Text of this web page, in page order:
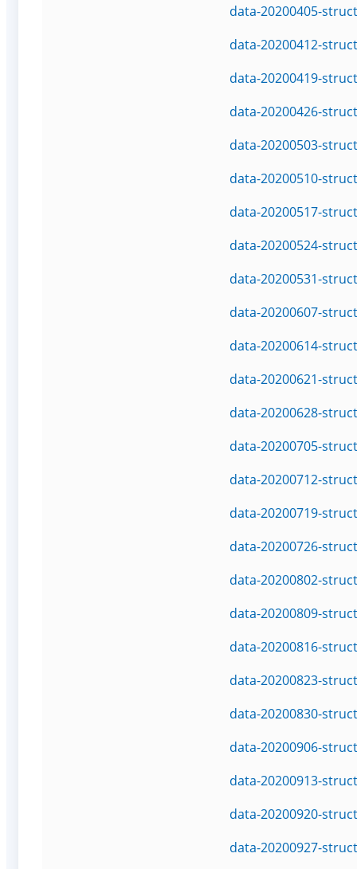
data-20200405-
data-20200412-
data-20200419-
data-20200426-
data-20200503-
data-20200510-
data-20200517-
data-20200524-
data-20200531-
data-20200607-
data-20200614-
data-20200621-
data-20200628-
data-20200705-
data-20200712-
data-20200719-
data-20200726-
data-20200802-
data-20200809-
data-20200816-
data-20200823-
data-20200830-
data-20200906-
data-20200913-
data-20200920-
data-20200927-